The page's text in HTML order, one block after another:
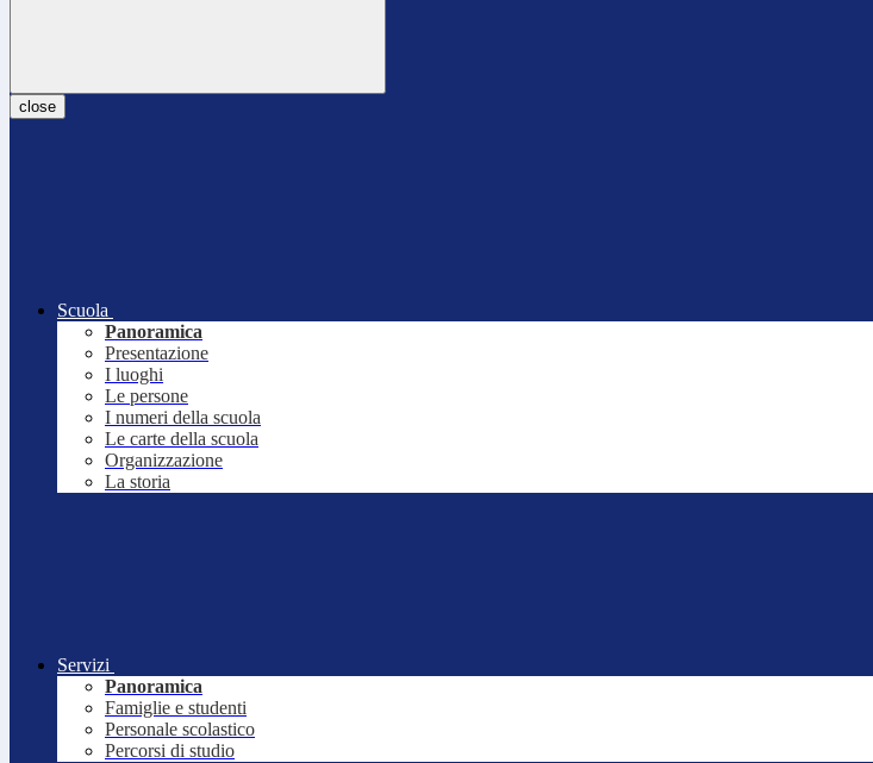
close
Scuola
Panoramica
Presentazione
I luoghi
Le persone
I numeri della scuola
Le carte della scuola
Organizzazione
La storia
Servizi
Panoramica
Famiglie e studenti
Personale scolastico
Percorsi di studio